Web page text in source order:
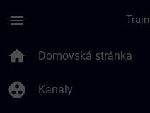
menu
home Domovská stránka
group_work Kanály